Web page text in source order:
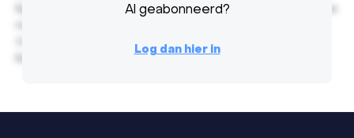
Egestas nunc pellentesque turpis vitae, interdum penatibus
Est vitae nec eleifend risus ultricies risus, massa.
Al geabonneerd?
Log dan hier in